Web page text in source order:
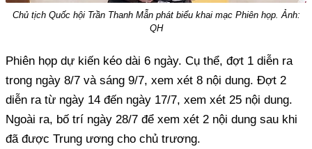
Chủ tịch Quốc hội Trần Thanh Mẫn phát biểu khai mạc Phiên họp. Ảnh:
QH
Phiên họp dự kiến kéo dài 6 ngày. Cụ thể, đợt 1 diễn ra
trong ngày 8/7 và sáng 9/7, xem xét 8 nội dung. Đợt 2
diễn ra từ ngày 14 đến ngày 17/7, xem xét 25 nội dung.
Ngoài ra, bố trí ngày 28/7 để xem xét 2 nội dung sau khi
đã được Trung ương cho chủ trương.